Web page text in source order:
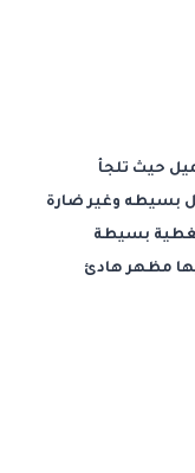
حيث تلجأ
بسيطه وغير ضارة
بسيطة
مظهر هادئ